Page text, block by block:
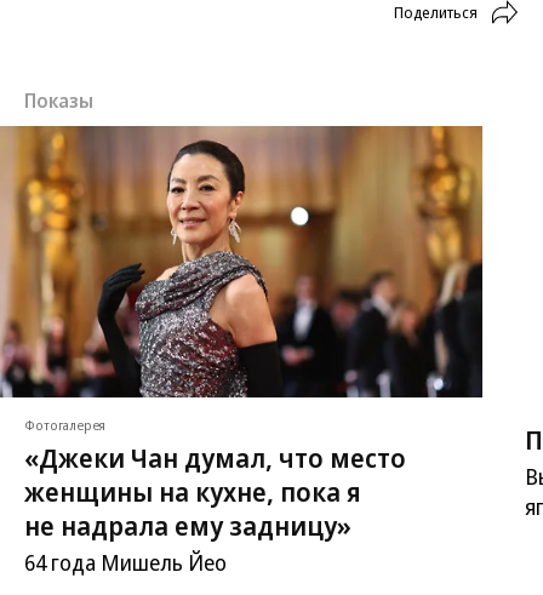
Поделиться
Показы
Фотогалерея
«Джеки Чан думал, что место
женщины на кухне, пока я
не надрала ему задницу»
64 года Мишель Йео